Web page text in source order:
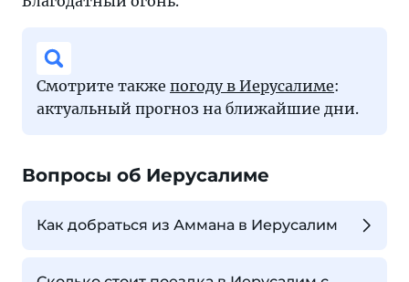
Смотрите также погоду в Иерусалиме:
актуальный прогноз на ближайшие дни.
Вопросы об Иерусалиме
Как добраться из Аммана в Иерусалим